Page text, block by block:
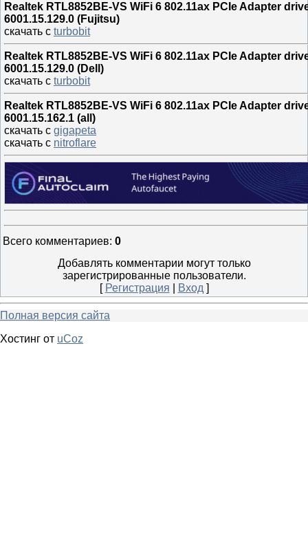
Realtek RTL8852BE-VS WiFi 6 802.11ax PCIe Adapter
6001.15.129.0 (Fujitsu)
скачать с turbobit
Realtek RTL8852BE-VS WiFi 6 802.11ax PCIe Adapter
6001.15.129.0 (Dell)
скачать с turbobit
Realtek RTL8852BE-VS WiFi 6 802.11ax PCIe Adapter
6001.15.162.1 (all)
скачать с gigapeta
скачать с nitroflare
Всего комментариев: 0
Добавлять комментарии могут только
зарегистрированные пользователи.
[ Регистрация Вход ]
Полная версия сайта
Хостинг от uCoz